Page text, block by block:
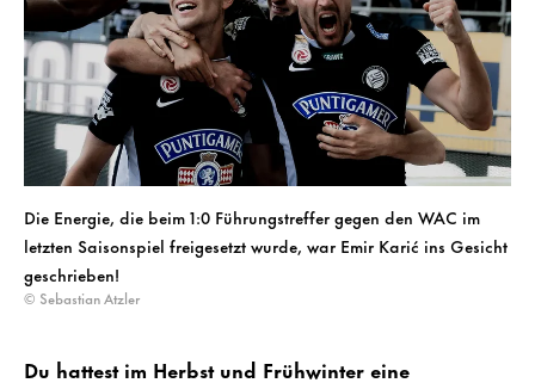
Die Energie, die beim 1:0 Führungstreffer gegen den WAC im
letzten Saisonspiel freigesetzt wurde, war Emir Karić ins Gesicht
geschrieben!
© Sebastian Atzler
Du hattest im Herbst und Frühwinter eine